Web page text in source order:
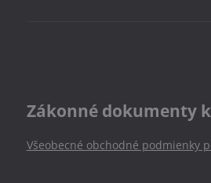
Zákonné dokumenty k
Všeobecné obchodné podmienky